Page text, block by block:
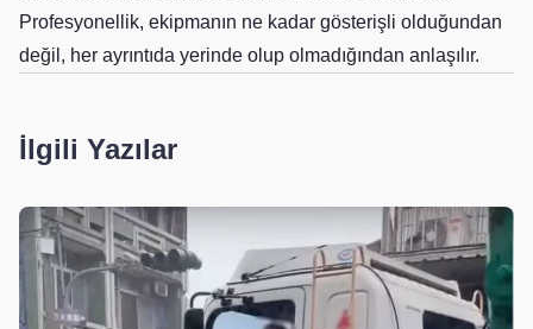
Profesyonellik, ekipmanın ne kadar gösterişli olduğundan
değil, her ayrıntıda yerinde olup olmadığından anlaşılır.
İlgili Yazılar